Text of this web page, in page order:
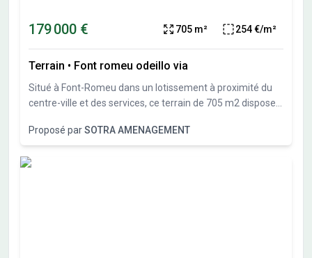
179 000 € 705 m² 254 €/m²
Terrain • Font romeu odeillo via
Situé à Font-Romeu dans un lotissement à proximité du
centre-ville et des services, ce terrain de 705 m2 dispose
montagnes. Pour imaginer votre future habitation, nous
avons conçu un projet de chalet que nous pouvons vous
présenter. Bel investissement dans un secteur très
Proposé parSOTRA AMENAGEMENT